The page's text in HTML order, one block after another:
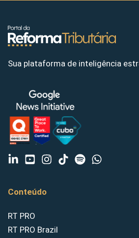
Sua plataforma de inteligência
Conteúdo
RT PRO
RT PRO Brazil